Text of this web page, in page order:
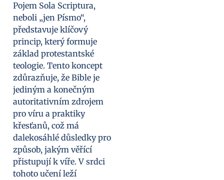
Pojem Sola Scriptura,
neboli „jen Písmo“,
představuje klíčový
princip, který formuje
základ protestantské
teologie. Tento koncept
zdůrazňuje, že Bible je
jediným a konečným
autoritativním zdrojem
pro víru a praktiky
křesťanů, což má
dalekosáhlé důsledky pro
způsob, jakým věřící
přistupují k víře. V srdci
tohoto učení leží